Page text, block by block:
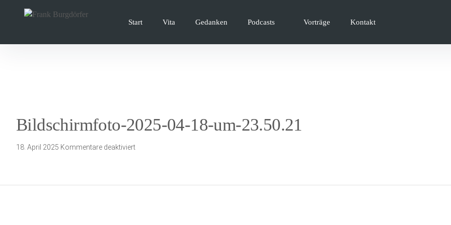
überspringen
Start Vita Gedanken Podcasts Vorträge Kontakt
Bildschirmfoto-2025-04-18-um-23.50.21
18. April 2025 Kommentare deaktiviertfür